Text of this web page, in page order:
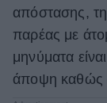
Women's
Hautes
απόστασης,
παρέας με
μηνύματα
άποψη καθώς